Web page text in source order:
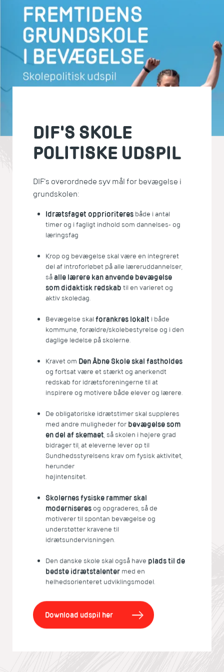
DIF'S SKOLE
POLITISKE UDSPIL
DIF's overordnede syv mål for bevægelse i
grundskolen:
Idrætsfaget opprioriteres både i antal
timer og i fagligt indhold som dannelses- og
læringsfag
Krop og bevægelse skal være en integreret
del af introforløbet på alle læreruddannelser,
såalle lærere kan anvende bevægelse
som didaktisk redskab til en varieret og
aktiv skoledag.
Bevægelse skalforankres lokalt i både
kommune, forældre/skolebestyrelse og i den
daglige ledelse på skolerne.
Kravet om Den Åbne Skole skal fastholdes
og fortsat være et stærkt og anerkendt
redskab for idrætsforeningerne til at
inspirere og motivere både elever og lærere.
De obligatoriske idrætstimer skal suppleres
med andre muligheder for bevægelse som
en del af skemaet, så skolen i højere grad
bidrager til, at eleverne lever op til
Sundhedsstyrelsens krav om fysisk aktivitet,
herunder
højintensitet.
Skolernes fysiske rammer skal
moderniseres og opgraderes, så de
motiverer til spontan bevægelse og
understøtter kravene til
idrætsundervisningen.
Den danske skole skal også have plads til de
bedste idrætstalenter med en
helhedsorienteret udviklingsmodel.
Download udspil her